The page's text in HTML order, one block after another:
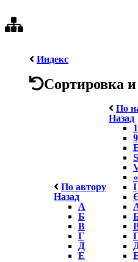
Индекс
Сортировка
По автору
Назад
А
Б
В
Г
Д
Е
По
Назад
1
9
S
«
І